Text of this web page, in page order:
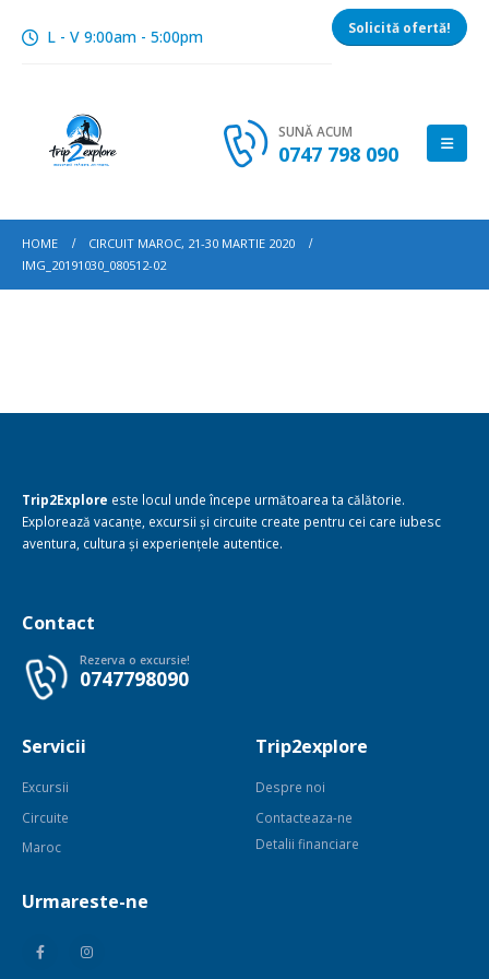
L - V 9:00am - 5:00pm Solicită ofertă!
SUNĂ ACUM
0747 798 090
HOME
CIRCUIT MAROC, 21-30 MARTIE 2020
IMG_20191030_080512-02
Trip2Explore este locul unde începe următoarea ta călătorie.
Explorează vacanțe, excursii și circuite create pentru cei care iubesc
aventura, cultura și experiențele autentice.
Contact
Rezerva o excursie!
0747798090
Servicii
Excursii
Circuite
Maroc
Trip2explore
Despre noi
Contacteaza-ne
Detalii financiare
Urmareste-ne